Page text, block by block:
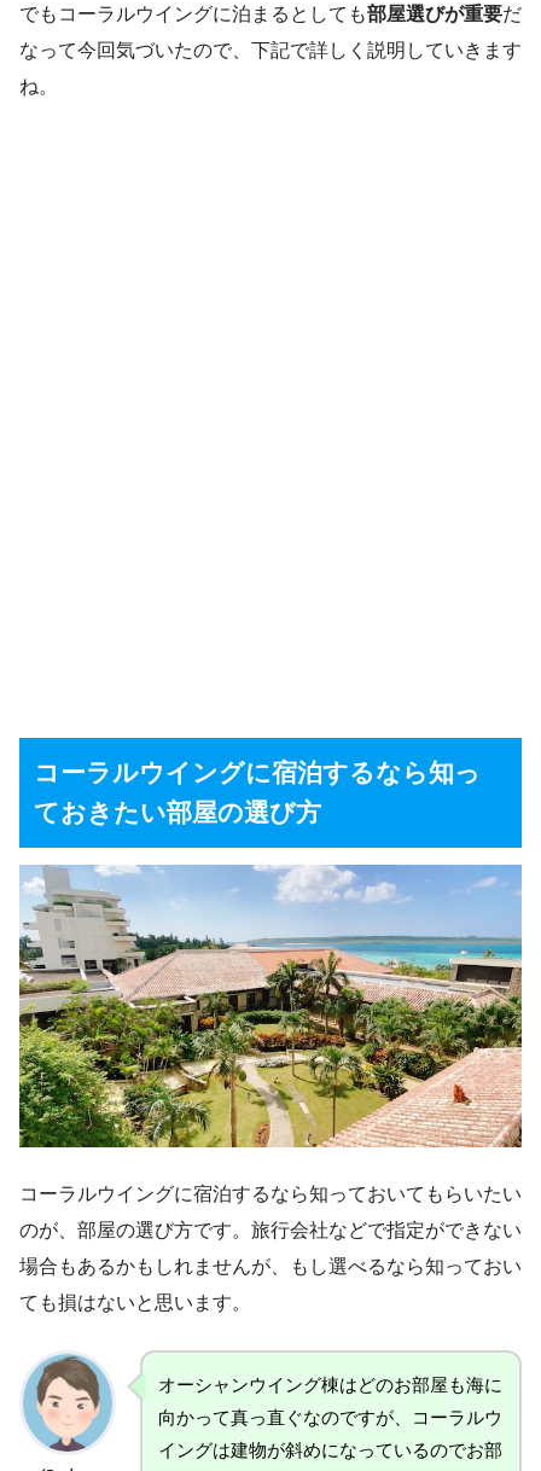
でもコーラルウイングに泊まるとしても部屋選びが重要だ
なって今回気づいたので、下記で詳しく説明していきます
ね。
コーラルウイングに宿泊するなら知っ
ておきたい部屋の選び方
コーラルウイングに宿泊するなら知っておいてもらいたい
のが、部屋の選び方です。旅行会社などで指定ができない
場合もあるかもしれませんが、もし選べるなら知っておい
ても損はないと思います。
オーシャンウイング棟はどのお部屋も海に
向かって真っ直ぐなのですが、コーラルウ
イングは建物が斜めになっているのでお部